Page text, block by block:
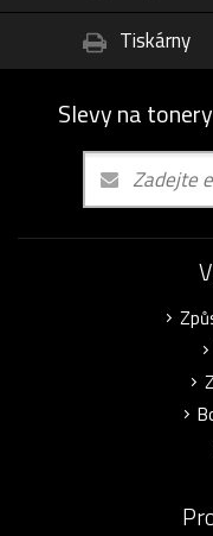
Tiskárny
Slevy na